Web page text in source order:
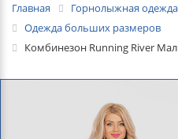
Главная Горнолыжная одежда
Одежда больших размеров
Комбинезон Running River